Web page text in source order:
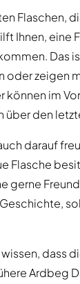
Flaschen,
Ihnen, eine
Das
oder zeigen
können im
über den
darauf
Flasche
gerne
dass
Ardbeg